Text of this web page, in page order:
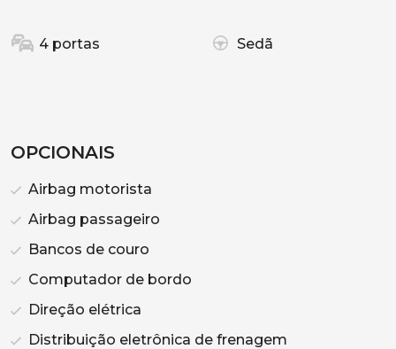
4 portas Sedã
OPCIONAIS
Airbag motorista
Airbag passageiro
Bancos de couro
Computador de bordo
Direção elétrica
Distribuição eletrônica de frenagem